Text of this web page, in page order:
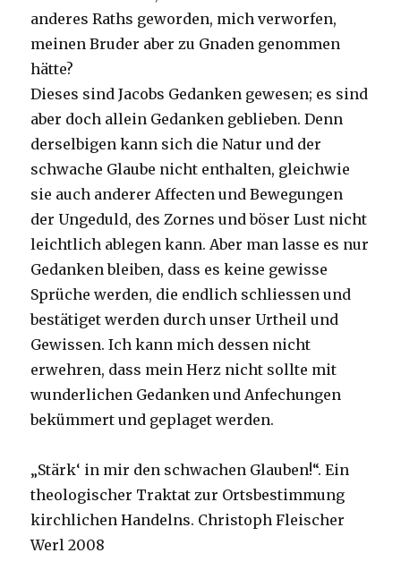
anderes Raths geworden, mich verworfen,
meinen Bruder aber zu Gnaden genommen
hätte?
Dieses sind Jacobs Gedanken gewesen; es sind
aber doch allein Gedanken geblieben. Denn
derselbigen kann sich die Natur und der
schwache Glaube nicht enthalten, gleichwie
sie auch anderer Affecten und Bewegungen
der Ungeduld, des Zornes und böser Lust nicht
leichtlich ablegen kann. Aber man lasse es nur
Gedanken bleiben, dass es keine gewisse
Sprüche werden, die endlich schliessen und
bestätiget werden durch unser Urtheil und
Gewissen. Ich kann mich dessen nicht
erwehren, dass mein Herz nicht sollte mit
wunderlichen Gedanken und Anfechungen
bekümmert und geplaget werden.
„Stärk‘ in mir den schwachen Glauben!“. Ein
theologischer Traktat zur Ortsbestimmung
kirchlichen Handelns. Christoph Fleischer
Werl 2008